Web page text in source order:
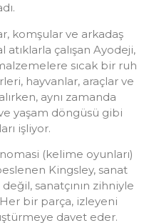
komşular ve arkadaş
çalışan Ayodeji,
sıcak bir ruh
hayvanlar, araçlar ve
aynı zamanda
yaşam döngüsü gibi
işliyor.
(kelime oyunları)
Kingsley, sanat
sanatçının zihniyle
bir parça, izleyeni
davet eder.